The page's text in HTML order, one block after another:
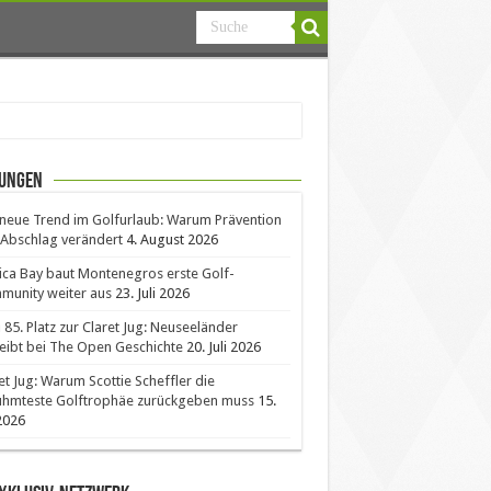
Trend im Golfurlaub: Warum Prävention
verändert 4. August 2026
Bay baut Montenegros erste Golf-
weiter aus 23. Juli 2026
85. Platz zur Claret Jug: Neuseeländer
bei The Open Geschichte 20. Juli 2026
Jug: Warum Scottie Scheffler die
Golftrophäe zurückgeben muss 15.